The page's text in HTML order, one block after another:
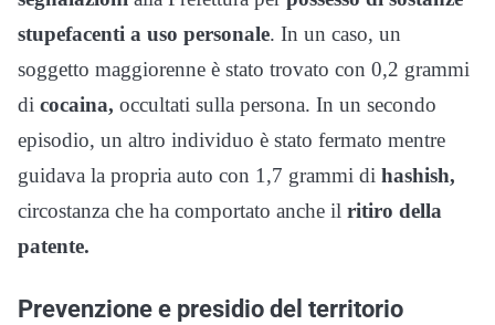
stupefacenti a uso personale. In un caso, un
soggetto maggiorenne è stato trovato con 0,2 grammi
di cocaina, occultati sulla persona. In un secondo
episodio, un altro individuo è stato fermato mentre
guidava la propria auto con 1,7 grammi di hashish,
circostanza che ha comportato anche il ritiro della
patente.
Prevenzione e presidio del territorio